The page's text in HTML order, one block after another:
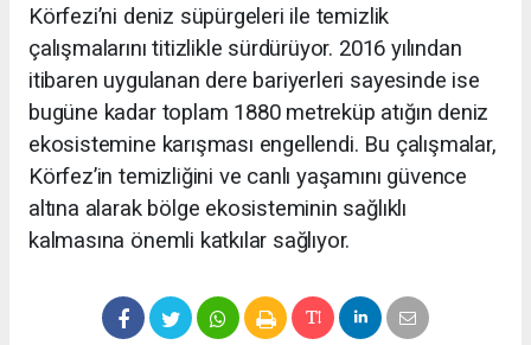
Körfezi’ni deniz süpürgeleri ile temizlik
çalışmalarını titizlikle sürdürüyor. 2016 yılından
itibaren uygulanan dere bariyerleri sayesinde ise
bugüne kadar toplam 1880 metreküp atığın deniz
ekosistemine karışması engellendi. Bu çalışmalar,
Körfez’in temizliğini ve canlı yaşamını güvence
altına alarak bölge ekosisteminin sağlıklı
kalmasına önemli katkılar sağlıyor.